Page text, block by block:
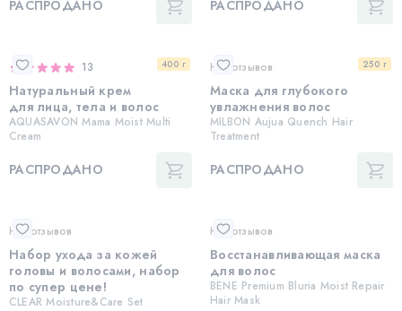
РАСПРОДАНО
РАСПРОДАНО
400 г
13
Натуральный крем
для лица, тела и волос
AQUASAVON Mama Moist Multi
Cream
РАСПРОДАНО
250 г
Нет отзывов
Маска для глубокого
увлажнения волос
MILBON Aujua Quench Hair
Treatment
РАСПРОДАНО
Нет отзывов
Набор ухода за кожей
головы и волосами, набор
по супер цене!
CLEAR Moisture&Care Set
Нет отзывов
Восстанавливающая маска
для волос
BENE Premium Bluria Moist Repair
Hair Mask